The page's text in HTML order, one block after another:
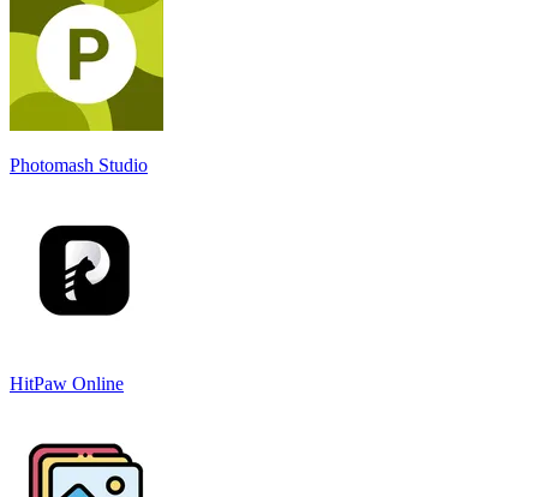
Photomash Studio
HitPaw Online